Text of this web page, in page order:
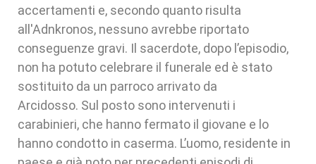
accertamenti e, secondo quanto risulta
all'Adnkronos, nessuno avrebbe riportato
conseguenze gravi. Il sacerdote, dopo l’episodio,
non ha potuto celebrare il funerale ed è stato
sostituito da un parroco arrivato da
Arcidosso. Sul posto sono intervenuti i
carabinieri, che hanno fermato il giovane e lo
hanno condotto in caserma. L’uomo, residente in